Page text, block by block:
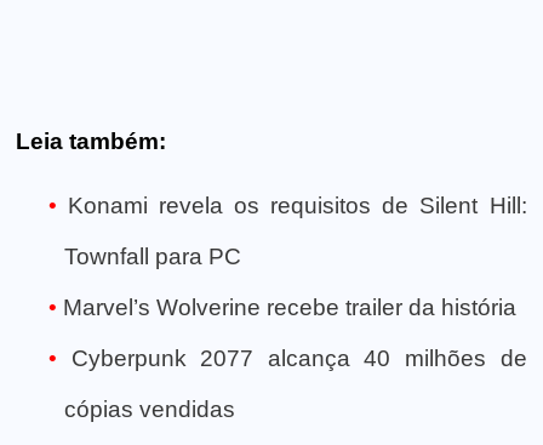
Leia também:
Konami revela os requisitos de Silent Hill:
Townfall para PC
Marvel’s Wolverine recebe trailer da história
Cyberpunk 2077 alcança 40 milhões de
cópias vendidas